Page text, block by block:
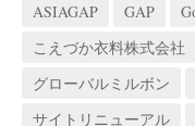
ASIAGAP GAP
こえづか衣料株式会社
グローバルミルボン
サイトリニューアル